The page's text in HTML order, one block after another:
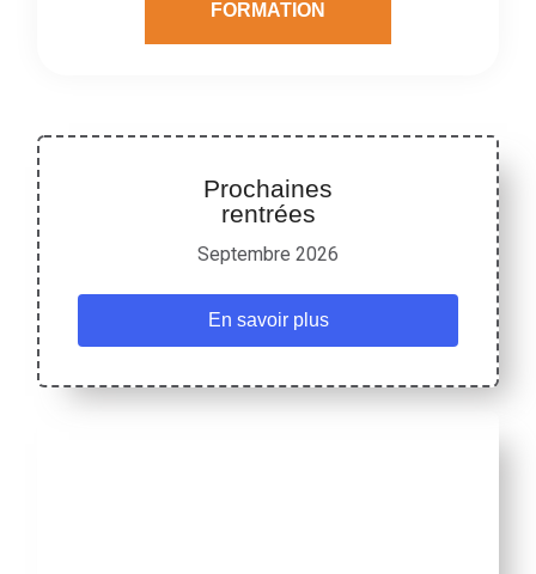
FORMATION
Prochaines
rentrées
Septembre 2026
En savoir plus